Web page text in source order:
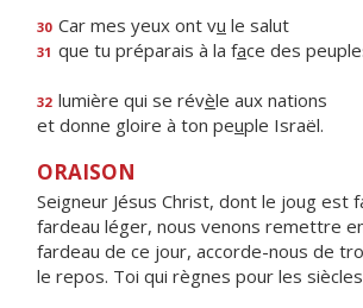
30 Car mes yeux ont vu le salut
31 que tu préparais à la face des
32 lumière qui se révèle aux nations
et donne gloire à ton peuple Israël.
ORAISON
Seigneur Jésus Christ, dont le joug est
fardeau léger, nous venons remettre
fardeau de ce jour, accorde-nous de
le repos. Toi qui règnes pour les